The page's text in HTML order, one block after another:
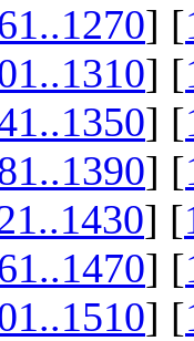
] [
] [
] [
] [
] [
] [
] [